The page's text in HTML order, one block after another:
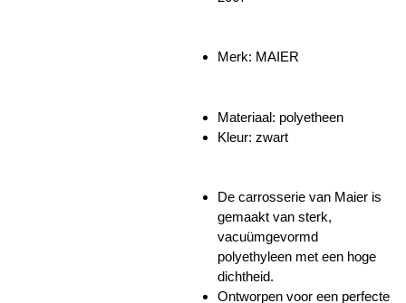
Merk: MAIER
Materiaal: polyetheen
Kleur: zwart
De carrosserie van Maier is
gemaakt van sterk,
vacuümgevormd
polyethyleen met een hoge
dichtheid.
Ontworpen voor een perfecte